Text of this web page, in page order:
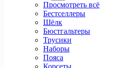
Просмотреть всё
Бестселлеры
Шёлк
Бюстгальтеры
Трусики
Наборы
Пояса
Корсеты